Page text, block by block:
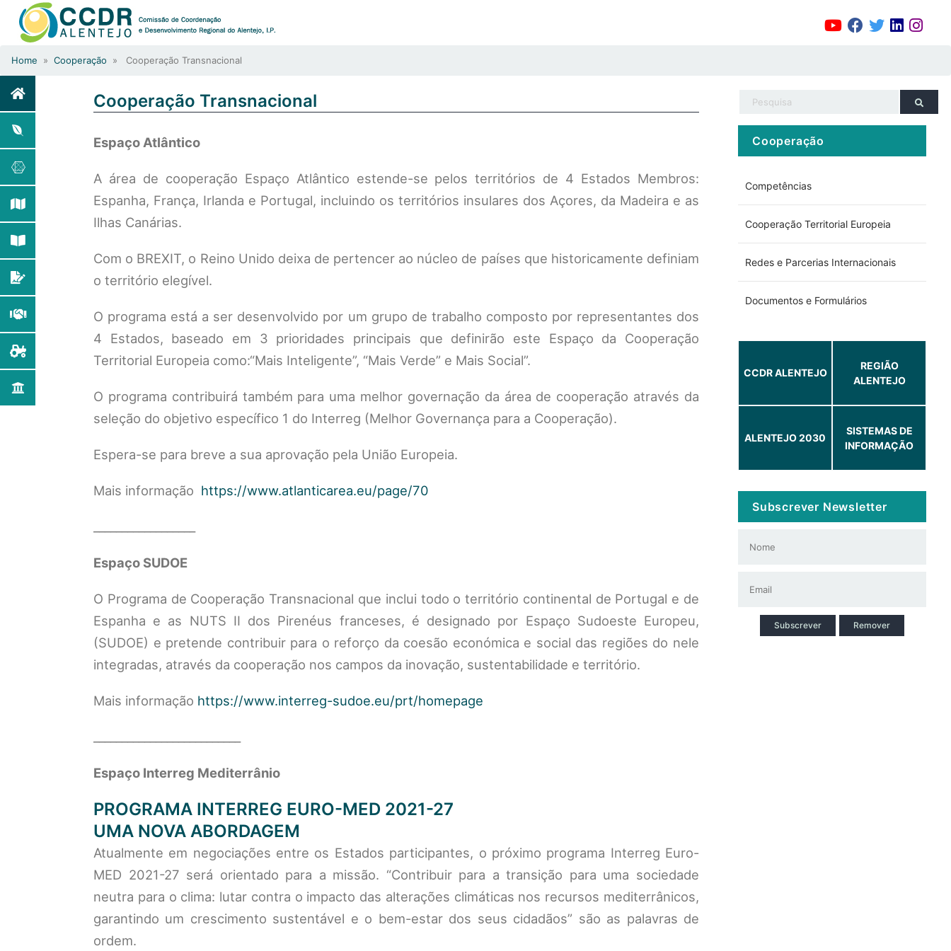
Home » Cooperação » Cooperação Transnacional
Cooperação Transnacional
Espaço Atlântico
A área de cooperação Espaço Atlântico estende-se pelos territórios de 4 Estados Membros:
Espanha, França, Irlanda e Portugal, incluindo os territórios insulares dos Açores, da Madeira e as
Ilhas Canárias.
Com o BREXIT, o Reino Unido deixa de pertencer ao núcleo de países que historicamente definiam
o território elegível.
O programa está a ser desenvolvido por um grupo de trabalho composto por representantes dos
4 Estados, baseado em 3 prioridades principais que definirão este Espaço da Cooperação
Territorial Europeia como:“Mais Inteligente”, “Mais Verde” e Mais Social”.
O programa contribuirá também para uma melhor governação da área de cooperação através da
seleção do objetivo específico 1 do Interreg (Melhor Governança para a Cooperação).
Espera-se para breve a sua aprovação pela União Europeia.
Mais informação https://www.atlanticarea.eu/page/70
Espaço SUDOE
O Programa de Cooperação Transnacional que inclui todo o território continental de Portugal e de
Espanha e as NUTS II dos Pirenéus franceses, é designado por Espaço Sudoeste Europeu,
(SUDOE) e pretende contribuir para o reforço da coesão económica e social das regiões do nele
integradas, através da cooperação nos campos da inovação, sustentabilidade e território.
Mais informação https://www.interreg-sudoe.eu/prt/homepage
Espaço Interreg Mediterrânio
PROGRAMA INTERREG EURO-MED 2021-27
UMA NOVA ABORDAGEM
Atualmente em negociações entre os Estados participantes, o próximo programa Interreg Euro-
MED 2021-27 será orientado para a missão. “Contribuir para a transição para uma sociedade
neutra para o clima: lutar contra o impacto das alterações climáticas nos recursos mediterrânicos,
garantindo um crescimento sustentável e o bem-estar dos seus cidadãos” são as palavras de
ordem.
Cooperação
Competências
Cooperação Territorial Europeia
Redes e Parcerias Internacionais
Documentos e Formulários
CCDR ALENTEJO
REGIÃO
ALENTEJO
ALENTEJO 2030
SISTEMAS DE
INFORMAÇÃO
Subscrever Newsletter
Subscrever Remover